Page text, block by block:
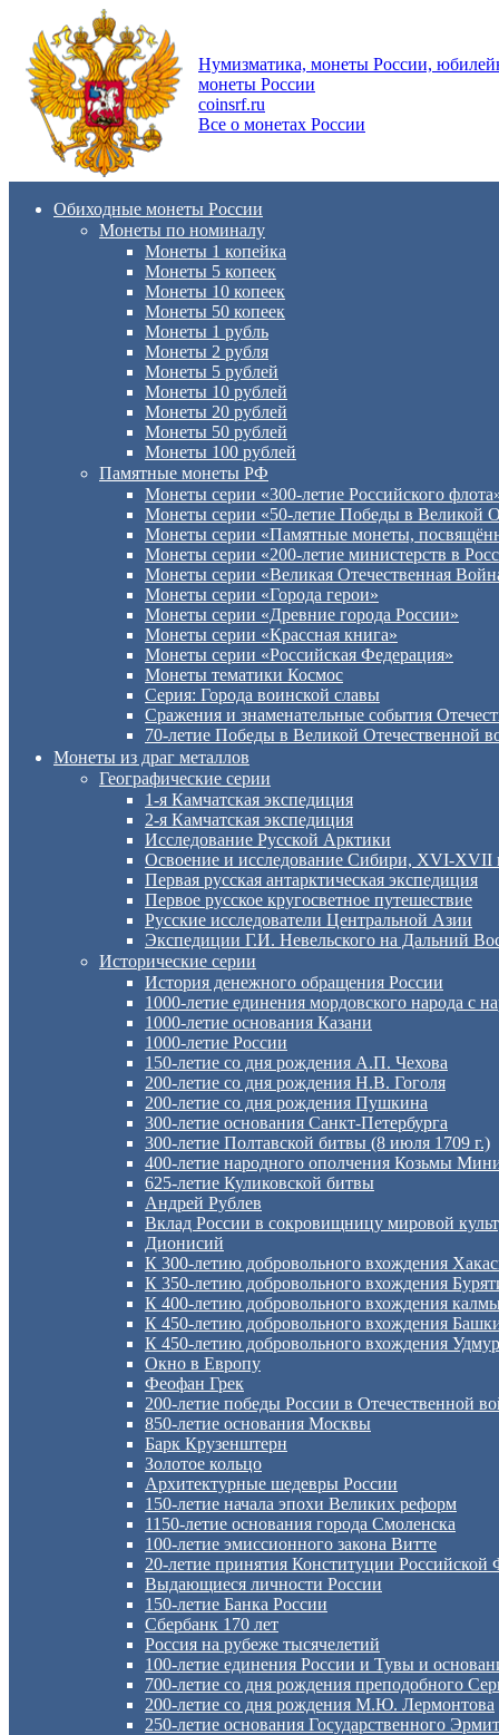
Нумизматика, монеты России,
монеты России
coinsrf.ru
Все о монетах России
Обиходные монеты России
Монеты по номиналу
Монеты 1 копейка
Монеты 5 копеек
Монеты 10 копеек
Монеты 50 копеек
Монеты 1 рубль
Монеты 2 рубля
Монеты 5 рублей
Монеты 10 рублей
Монеты 20 рублей
Монеты 50 рублей
Монеты 100 рублей
Памятные монеты РФ
Монеты серии «300-летие Российского
Монеты серии «50-летие Победы в Великой
Монеты серии «Памятные монеты,
Монеты cерии «200-летие министерств в
Монеты серии «Великая Отечественная
Монеты серии «Города герои»
Монеты серии «Древние города России»
Монеты серии «Крассная книга»
Монеты серии «Российская Федерация»
Монеты тематики Космос
Серия: Города воинской славы
Сражения и знаменательные события
70-летие Победы в Великой Отечественной
Монеты из драг металлов
Географические серии
1-я Камчатская экспедиция
2-я Камчатская экспедиция
Исследование Русской Арктики
Освоение и исследование Сибири, XVI-XVII
Первая русская антарктическая экспедиция
Первое русское кругосветное путешествие
Русские исследователи Центральной Азии
Экспедиции Г.И. Невельского на Дальний
Исторические серии
История денежного обращения России
1000-летие единения мордовского народа с
1000-летие основания Казани
1000-летие России
150-летие со дня рождения А.П. Чехова
200-летие со дня рождения Н.В. Гоголя
200-летие со дня рождения Пушкина
300-летие основания Санкт-Петербурга
300-летие Полтавской битвы (8 июля 1709 г.)
400-летие народного ополчения Козьмы
625-летие Куликовской битвы
Андрей Рублев
Вклад России в сокровищницу мировой
Дионисий
К 300-летию добровольного вхождения
К 350-летию добровольного вхождения
К 400-летию добровольного вхождения
К 450-летию добровольного вхождения
К 450-летию добровольного вхождения
Окно в Европу
Феофан Грек
200-летие победы России в Отечественной
850-летие основания Москвы
Барк Крузенштерн
Золотое кольцо
Архитектурные шедевры России
150-летие начала эпохи Великих реформ
1150-летие основания города Смоленска
100-летие эмиссионного закона Витте
20-летие принятия Конституции Российской
Выдающиеся личности России
150-летие Банка России
Сбербанк 170 лет
Россия на рубеже тысячелетий
100-летие единения России и Тувы и
700-летие со дня рождения преподобного
200-летие со дня рождения М.Ю. Лермонтова
250-летие основания Государственного